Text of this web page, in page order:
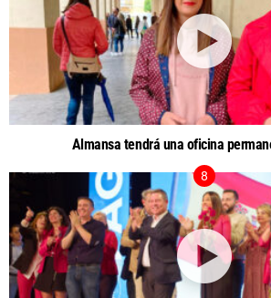
Almansa tendrá una oficina